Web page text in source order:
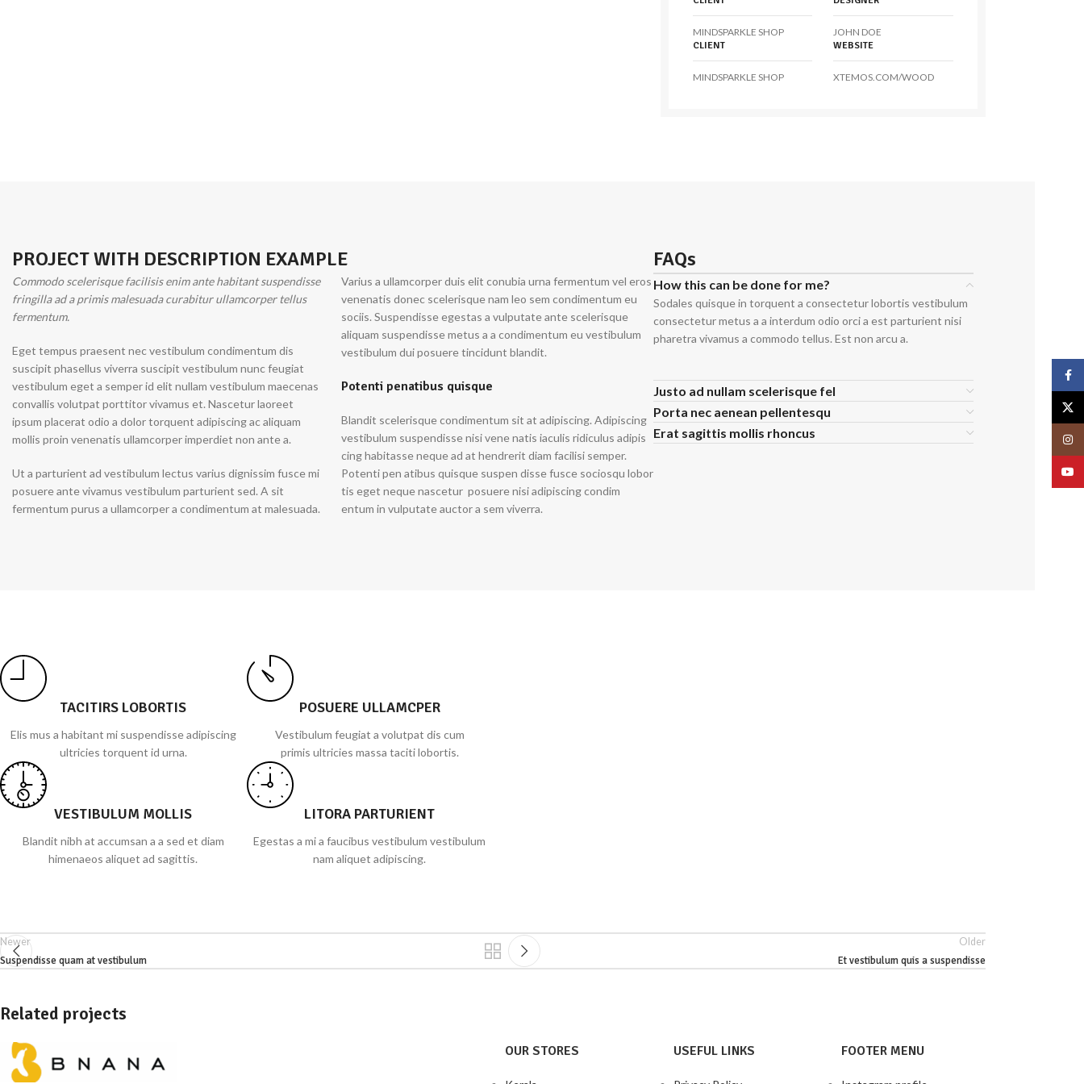
MINDSPARKLE SHOP
JOHN DOE
CLIENT
MINDSPARKLE SHOP
WEBSITE
XTEMOS.COM/WOOD
PROJECT WITH DESCRIPTION EXAMPLE
Commodo scelerisque facilisis enim ante habitant suspendisse
fringilla ad a primis malesuada curabitur ullamcorper tellus
fermentum.
Eget tempus praesent nec vestibulum condimentum dis
suscipit phasellus viverra suscipit vestibulum nunc feugiat
vestibulum eget a semper id elit nullam vestibulum maecenas
convallis volutpat porttitor vivamus et. Nascetur laoreet
ipsum placerat odio a dolor torquent adipiscing ac aliquam
mollis proin venenatis ullamcorper imperdiet non ante a.
Ut a parturient ad vestibulum lectus varius dignissim fusce mi
posuere ante vivamus vestibulum parturient sed. A sit
fermentum purus a ullamcorper a condimentum at malesuada.
Varius a ullamcorper duis elit conubia urna fermentum vel eros
venenatis donec scelerisque nam leo sem condimentum eu
sociis. Suspendisse egestas a vulputate ante scelerisque
aliquam suspendisse metus a a condimentum eu vestibulum
vestibulum dui posuere tincidunt blandit.
Potenti penatibus quisque
Blandit scelerisque condimentum sit at adipiscing. Adipiscing
vestibulum suspendisse nisi vene natis iaculis ridiculus adipis
cing habitasse neque ad at hendrerit diam facilisi semper.
Potenti pen atibus quisque suspen disse fusce sociosqu lobor
tis eget neque nascetur posuere nisi adipiscing condim
entum in vulputate auctor a sem viverra.
FAQs
How this can be done for me?
Sodales quisque in torquent a consectetur lobortis vestibulum
consectetur metus a a interdum odio orci a est parturient nisi
pharetra vivamus a commodo tellus. Est non arcu a.
Justo ad nullam scelerisque fel
Porta nec aenean pellentesqu
Erat sagittis mollis rhoncus
TACITIRS LOBORTIS
Elis mus a habitant mi suspendisse adipiscing
ultricies torquent id urna.
VESTIBULUM MOLLIS
Blandit nibh at accumsan a a sed et diam
himenaeos aliquet ad sagittis.
POSUERE ULLAMCPER
Vestibulum feugiat a volutpat dis cum
primis ultricies massa taciti lobortis.
LITORA PARTURIENT
Egestas a mi a faucibus vestibulum vestibulum
nam aliquet adipiscing.
Newer
Suspendisse quam at vestibulum
Older
Et vestibulum quis a suspendisse
Related projects
OUR STORES USEFUL LINKS FOOTER MENU